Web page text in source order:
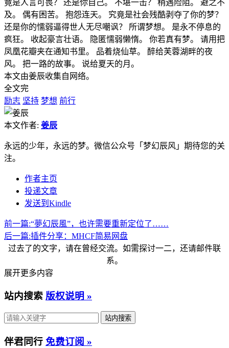
竟是人言可畏？ 还是你自己。 不堪一击？ 稍遇险阻。 避之不
及。 偶有困苦。 抱怨连天。 究竟是社会残酷剥夺了你的梦？
还是你的懦弱逼得世人无尽嘲讽？ 所谓梦想。 是永不停息的
疯狂。 收起豪言壮语。 隐匿懦弱懒惰。 你若真有梦。 请用把
凤凰花瓣夹在通知书里。 品着烧仙草。 醉给芙蓉湖畔的夜
风。 把一路的故事。 说给夏天的月。
本文由姜辰收集自网络。
全文完
励志 坚持 梦想 前行
本文作者: 姜辰
永远的少年，永远的梦。微信公众号「梦幻辰风」期待您的关
注。
作者主页
投递文章
发送到Kindle
前一篇:“夢幻辰風”，也许需要重新定位了……
后一篇:插件分享：MHCF简易网盘
过去了的文字，请在曾经交流。如需探讨一二，还请邮件联
系。
展开更多内容
站内搜索 版权说明 »
伴君同行 免费订阅 »